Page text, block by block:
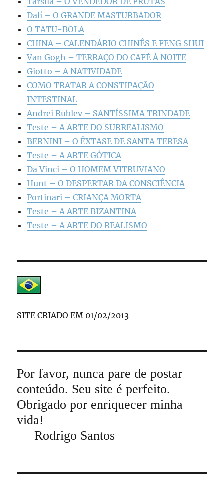
Dalí – O GRANDE MASTURBADOR
O TATU-BOLA
CHINA – CALENDÁRIO CHINÊS E FENG SHUI
Van Gogh – TERRAÇO DO CAFÉ À NOITE
Giotto – A NATIVIDADE
COMO TRATAR A CONSTIPAÇÃO
INTESTINAL
Andrei Rublev – SANTÍSSIMA TRINDADE
Teste – A ARTE DO SURREALISMO
BERNINI – O ÊXTASE DE SANTA TERESA
Teste – A ARTE GÓTICA
Da Vinci – O HOMEM VITRUVIANO
Hunt – O DESPERTAR DA CONSCIÊNCIA
Portinari – CRIANÇA MORTA
Teste – A ARTE BIZANTINA
Teste – A ARTE DO REALISMO
SITE CRIADO EM 01/02/2013
Por favor, nunca pare de postar
conteúdo. Seu site é perfeito.
Obrigado por enriquecer minha
vida!
Rodrigo Santos